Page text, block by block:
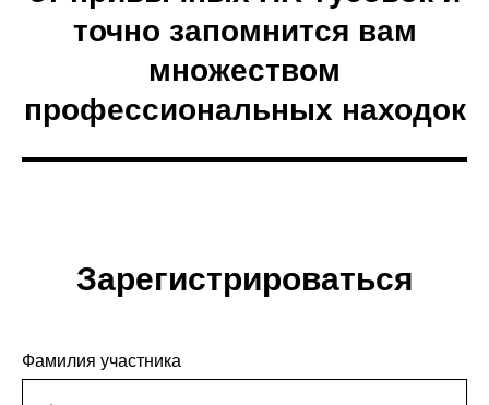
точно запомнится вам
множеством
профессиональных находок
Зарегистрироваться
Фамилия участника